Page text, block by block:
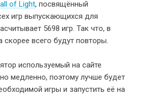
of Light, посвящённый
игр выпускающихся для
5698 игр. Так что, в
скорее всего будут повторы.
используемый на сайте
медленно, поэтому лучше будет
игры и запустить её на